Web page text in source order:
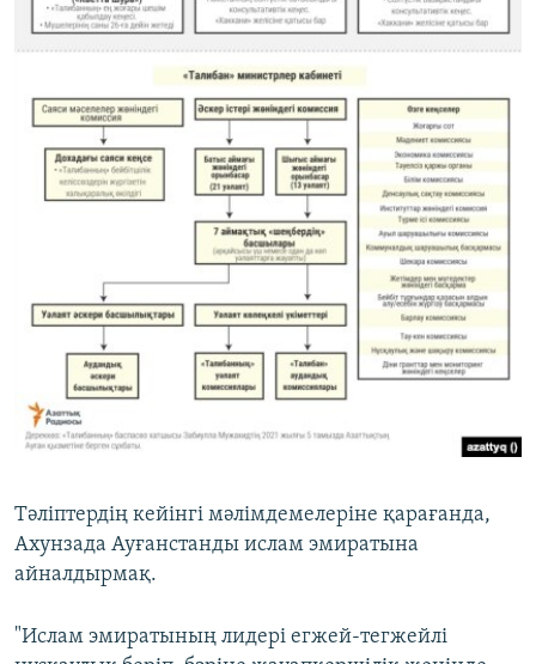
Тәліптердің кейінгі мәлімдемелеріне қарағанда,
Ахунзада Ауғанстанды ислам эмиратына
айналдырмақ.
"Ислам эмиратының лидері егжей-тегжейлі